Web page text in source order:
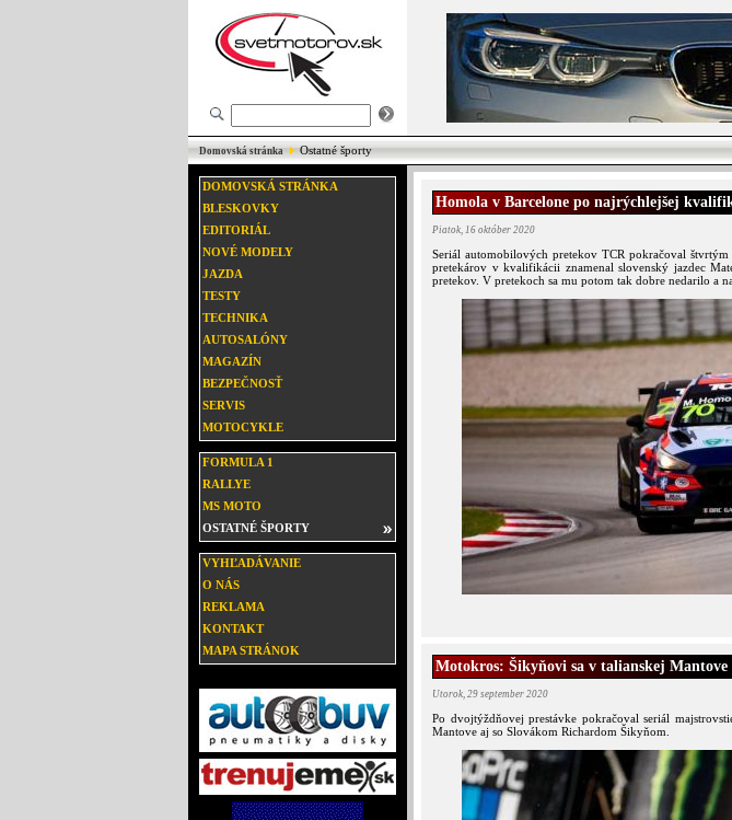
Domovská stránka Ostatné športy
DOMOVSKÁ STRÁNKA
BLESKOVKY
EDITORIÁL
NOVÉ MODELY
JAZDA
TESTY
TECHNIKA
AUTOSALÓNY
MAGAZÍN
BEZPEČNOSŤ
SERVIS
MOTOCYKLE
FORMULA 1
RALLYE
MS MOTO
OSTATNÉ ŠPORTY
VYHĽADÁVANIE
O NÁS
REKLAMA
KONTAKT
MAPA STRÁNOK
Homola v Barcelone po najrýchlejšej
Piatok, 16 október 2020
Seriál automobilových pretekov TCR pokračoval
pretekárov v kvalifikácii znamenal slovenský jazdec
pretekov. V pretekoch sa mu potom tak dobre nedarilo a
Motokros: Šikyňovi sa v talianskej Mantove
Utorok, 29 september 2020
Po dvojtýždňovej prestávke pokračoval seriál
Mantove aj so Slovákom Richardom Šikyňom.